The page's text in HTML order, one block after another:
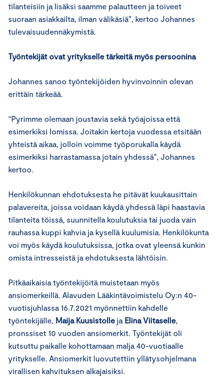
tilanteisiin ja lisäksi saamme palautteen ja toiveet
suoraan asiakkailta, ilman välikäsiä”, kertoo Johannes
tulevaisuudennäkymistä.
Työntekijät ovat yritykselle tärkeitä myös persoonina
Johannes sanoo työntekijöiden hyvinvoinnin olevan
erittäin tärkeää.
“Pyrimme olemaan joustavia sekä työajoissa että
esimerkiksi lomissa. Joitakin kertoja vuodessa etsitään
yhteistä aikaa, jolloin voimme työporukalla käydä
esimerkiksi harrastamassa jotain yhdessä”, Johannes
kertoo.
Henkilökunnan ehdotuksesta he pitävät kuukausittain
palavereita, joissa voidaan käydä yhdessä läpi haastavia
tilanteita töissä, suunnitella koulutuksia tai juoda vain
rauhassa kuppi kahvia ja kysellä kuulumisia. Henkilökunta
voi myös käydä koulutuksissa, jotka ovat yleensä kunkin
omista intresseistä ja ehdotuksesta lähtöisin.
Pitkäaikaisia työntekijöitä muistetaan myös
ansiomerkeillä. Alavuden Lääkintävoimistelu Oy:n 40-
vuotisjuhlassa 16.7.2021 myönnettiin kahdelle
työntekijälle, Maija Kuusistolle ja Elina Viitaselle
pronssiset 10 vuoden ansiomerkit. Työntekijät oli
kutsuttu paikalle kohottamaan malja 40-vuotiaalle
yritykselle. Ansiomerkit luovutettiin yllätysohjelmana
virallisen kahvituksen alkajaisiksi.